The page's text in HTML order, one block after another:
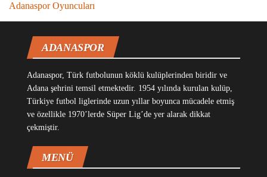
Adanaspor Oyuncuları
ADANASPOR
Adanaspor, Türk futbolunun köklü kulüplerinden biridir ve
Adana şehrini temsil etmektedir. 1954 yılında kurulan kulüp,
Türkiye futbol liglerinde uzun yıllar boyunca mücadele etmiş
ve özellikle 1970’lerde Süper Lig’de yer alarak dikkat
çekmiştir.
MENÜ